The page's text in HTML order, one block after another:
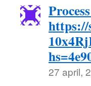
https://
27 april,